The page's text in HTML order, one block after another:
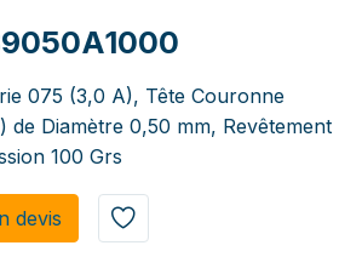
075 (3,0 A), Tête Couronne
de Diamètre 0,50 mm, Revêtement
100 Grs
de​​vis​​